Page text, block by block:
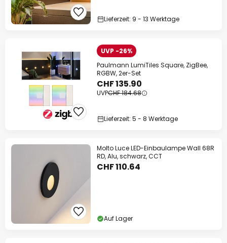
Lieferzeit: 9 - 13 Werktage
UVP -26%
Paulmann LumiTiles Square, ZigBee,
RGBW, 2er-Set
CHF 135.90
UVPCHF 184.68
Lieferzeit: 5 - 8 Werktage
Molto Luce LED-Einbaulampe Wall 68R
RD, Alu, schwarz, CCT
CHF 110.64
Auf Lager